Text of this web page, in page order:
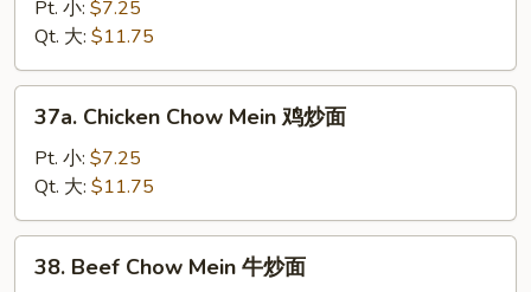
Chow
Mein
叉
烧
Pt. 小: $7.25
Qt. 大: $11.75
Chicken
Chow
Mein
鸡
炒
37a. Chicken Chow Mein 鸡炒面
Pt. 小: $7.25
Qt. 大: $11.75
Beef
38. Beef Chow Mein 牛炒面